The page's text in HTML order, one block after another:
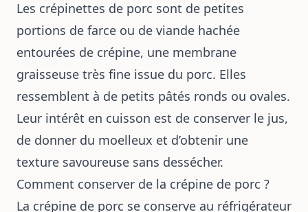
Les crépinettes de porc sont de petites
portions de farce ou de viande hachée
entourées de crépine, une membrane
graisseuse très fine issue du porc. Elles
ressemblent à de petits pâtés ronds ou ovales.
Leur intérêt en cuisson est de conserver le jus,
de donner du moelleux et d’obtenir une
texture savoureuse sans dessécher.
Comment conserver de la crépine de porc ?
La crépine de porc se conserve au réfrigérateur